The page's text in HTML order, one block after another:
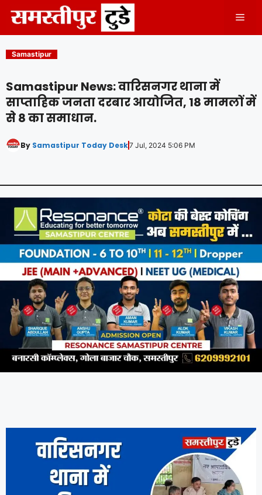
content
Samastipur
Samastipur News: वारिसनगर थाना में
साप्ताहिक जनता दरबार आयोजित, 18 मामलों में
से 8 का समाधान.
By Samastipur Today Desk7 Jul, 2024 5:06 PM